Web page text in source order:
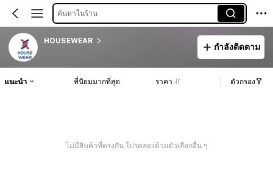
ค้นหาในร้าน
HOUSEWEAR
กำลังติดตาม
แนะนำ ที่นิยมมากที่สุด ราคา ตัวกรอง
ไม่มีสินค้าที่ตรงกัน โปรดลองด้วยตัวเลือกอื่น ๆ